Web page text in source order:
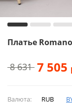
Платье
8 631 7 505
Валюта: RUB